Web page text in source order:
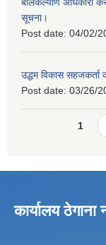
सूचना।
Post date: 04/02/
उद्धम विकास सहजकर्ता
Post date: 03/26/
Pages1
कार्यालय ठेगाना